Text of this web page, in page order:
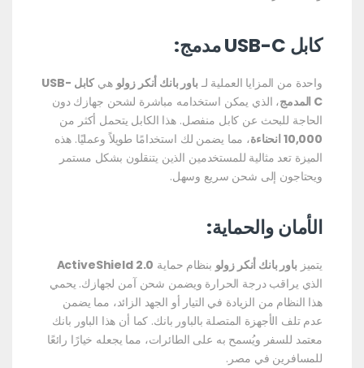
كابل USB-C مدمج:
واحدة من المزايا العملية لـباور بانك أنكر زولو هي
كابل USB-
C المدمج
، الذي يمكن استخدامه مباشرة لشحن جهازك دون
الحاجة للبحث عن كابل منفصل. هذا الكابل يتحمل أكثر من
10,000 انحناءة
، مما يضمن لك استخدامًا طويلاً وعمليًا. هذه
الميزة تعد مثالية للمستخدمين الذين يتنقلون بشكل مستمر
ويحتاجون إلى شحن سريع وسهل.
الأمان والحماية:
يتميزباور بانك أنكر زولو بنظام حماية ActiveShield 2.0
الذي يراقب درجة الحرارة ويضمن شحن آمن لجهازك. يحمي
هذا النظام من الزيادة في التيار أو الجهد الزائد، مما يضمن
عدم تلف الأجهزة المتصلة بالباور بانك. كما أن هذا الباور بانك
معتمد للسفر ويُسمح به على الطائرات، مما يجعله خيارًا رائعًا
للمسافرين في مصر.